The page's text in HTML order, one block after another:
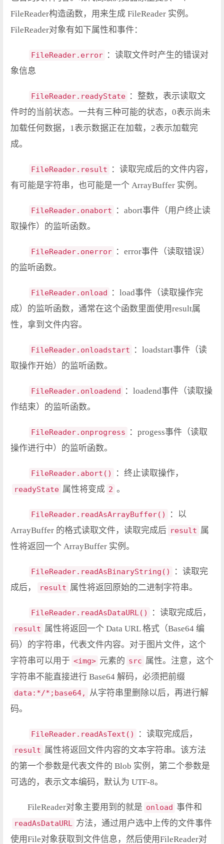
FileReader构造函数，用来生成 FileReader 实例。
FileReader对象有如下属性和事件：
FileReader.error ：读取文件时产生的错误对
象信息
FileReader.readyState ：整数，表示读取文
件时的当前状态。一共有三种可能的状态，0表示尚未
加载任何数据，1表示数据正在加载，2表示加载完
成。
FileReader.result
：读取完成后的文件内容，
有可能是字符串，也可能是一个 ArrayBuffer 实例。
FileReader.onabort
：abort事件（用户终止读
取操作）的监听函数。
FileReader.onerror ：error事件（读取错误）
的监听函数。
FileReader.onload
：load事件（读取操作完
成）的监听函数，通常在这个函数里面使用result属
性，拿到文件内容。
FileReader.onloadstart
：loadstart事件（读
取操作开始）的监听函数。
FileReader.onloadend
：loadend事件（读取操
作结束）的监听函数。
FileReader.onprogress
：progess事件（读取
操作进行中）的监听函数。
FileReader.abort() ：终止读取操作，
readyState 属性将变成 2 。
FileReader.readAsArrayBuffer()
：以
ArrayBuffer 的格式读取文件，读取完成后 result 属
性将返回一个 ArrayBuffer 实例。
FileReader.readAsBinaryString()
：读取完
成后，
result 属性将返回原始的二进制字符串。
FileReader.readAsDataURL() ：读取完成后，
result 属性将返回一个 Data URL 格式（Base64 编
码）的字符串，代表文件内容。对于图片文件，这个
字符串可以用于 <img> 元素的 src 属性。注意，这个
字符串不能直接进行 Base64 解码，必须把前缀
data:*/*;base64,
从字符串里删除以后，再进行解
码。
FileReader.readAsText() ：读取完成后，
result 属性将返回文件内容的文本字符串。该方法
的第一个参数是代表文件的 Blob 实例，第二个参数是
可选的，表示文本编码，默认为 UTF-8。
FileReader对象主要用到的就是 onload 事件和
readAsDataURL 方法，通过用户选中上传的文件事件
使用File对象获取到文件信息，然后使用FileReader对